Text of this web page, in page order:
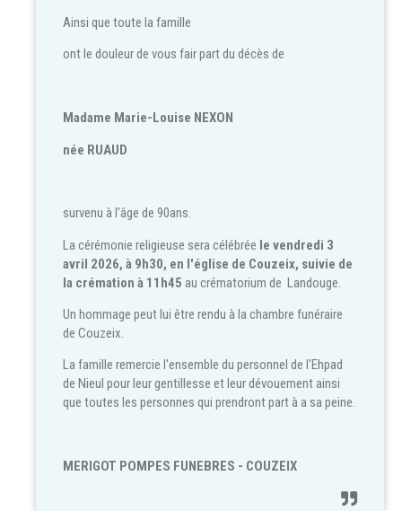
Ainsi que toute la famille
ont le douleur de vous fair part du décès de
Madame Marie-Louise NEXON
née RUAUD
survenu à l'âge de 90ans.
La cérémonie religieuse sera célébrée le vendredi 3
avril 2026, à 9h30, en l'église de Couzeix, suivie de
la crémation à 11h45 au crématorium de Landouge.
Un hommage peut lui être rendu à la chambre funéraire
de Couzeix.
La famille remercie l'ensemble du personnel de l'Ehpad
de Nieul pour leur gentillesse et leur dévouement ainsi
que toutes les personnes qui prendront part à a sa peine.
MERIGOT POMPES FUNEBRES - COUZEIX